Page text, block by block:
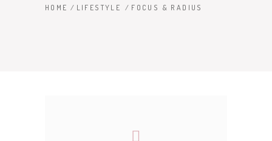
HOME / LIFESTYLE / FOCUS & RADIUS